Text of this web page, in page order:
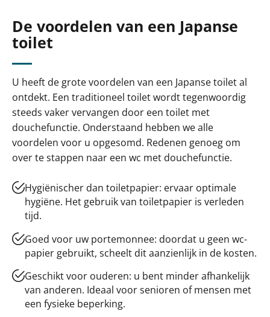
De voordelen van een Japanse
toilet
U heeft de grote voordelen van een Japanse toilet al
ontdekt. Een traditioneel toilet wordt tegenwoordig
steeds vaker vervangen door een toilet met
douchefunctie. Onderstaand hebben we alle
voordelen voor u opgesomd. Redenen genoeg om
over te stappen naar een wc met douchefunctie.
Hygiënischer dan toiletpapier: ervaar optimale
hygiëne. Het gebruik van toiletpapier is verleden
tijd.
Goed voor uw portemonnee: doordat u geen wc-
papier gebruikt, scheelt dit aanzienlijk in de kosten.
Geschikt voor ouderen: u bent minder afhankelijk
van anderen. Ideaal voor senioren of mensen met
een fysieke beperking.